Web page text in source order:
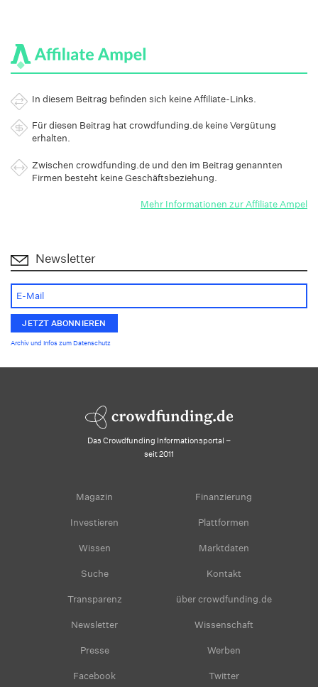
In diesem Beitrag befinden sich keine Affiliate-Links.
Für diesen Beitrag hat crowdfunding.de keine Vergütung
erhalten.
Zwischen crowdfunding.de und den im Beitrag genannten
Firmen besteht keine Geschäftsbeziehung.
Mehr Informationen zur Affiliate Ampel
Newsletter
Archiv und Infos zum Datenschutz
Das Crowdfunding Informationsportal –
seit 2011
Magazin Finanzierung
Investieren Plattformen
Wissen Marktdaten
Suche Kontakt
Transparenz über crowdfunding.de
Newsletter Wissenschaft
Presse Werben
Facebook Twitter